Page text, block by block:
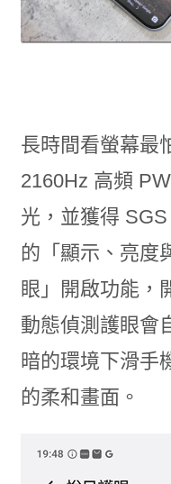
長時間看螢幕最
2160Hz 高頻
光，並獲得
的「顯示、亮度
眼」開啟功能，
動態偵測護眼會
暗的環境下滑手
的柔和畫面。